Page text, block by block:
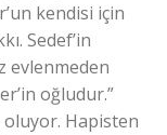
kendisi için
Sedef’in
evlenmeden
oğludur.”
Hapisten